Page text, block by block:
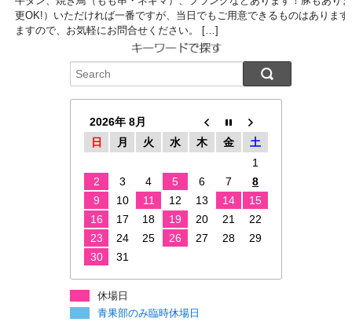
更OK!）いただければ一番ですが、当日でもご用意できるものはありま
ますので、お気軽にお問合せください。 […]
2026年 8月
日
月 火 水 木 金
土
1
2
3 4 5 6 7
8
9
10 11 12 13 14
15
16
17 18 19 20 21
22
23
24 25 26 27 28
29
30
31
休場日
青果部のみ臨時休場日